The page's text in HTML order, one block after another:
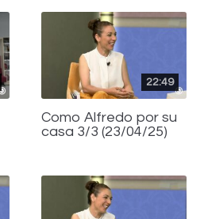
22:49
Como Alfredo por su
casa 3/3 (23/04/25)